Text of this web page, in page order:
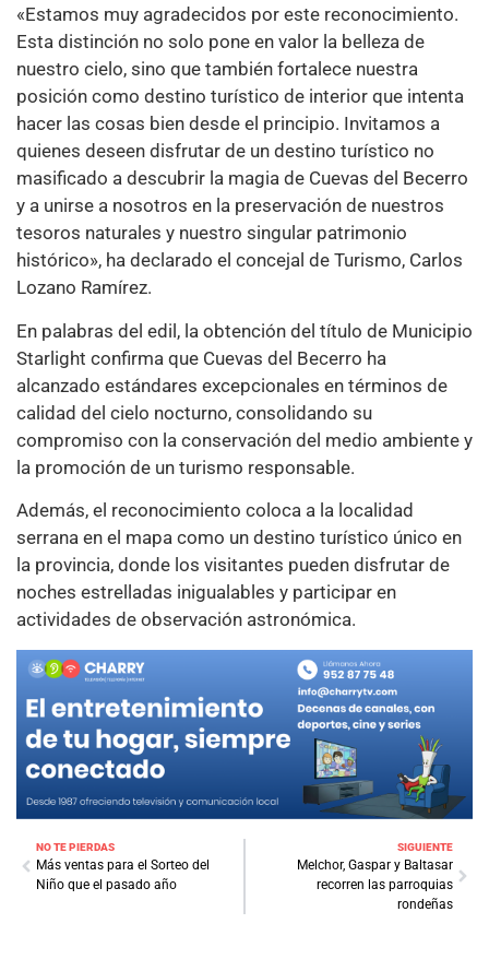
«Estamos muy agradecidos por este reconocimiento.
Esta distinción no solo pone en valor la belleza de
nuestro cielo, sino que también fortalece nuestra
posición como destino turístico de interior que intenta
hacer las cosas bien desde el principio. Invitamos a
quienes deseen disfrutar de un destino turístico no
masificado a descubrir la magia de Cuevas del Becerro
y a unirse a nosotros en la preservación de nuestros
tesoros naturales y nuestro singular patrimonio
histórico», ha declarado el concejal de Turismo, Carlos
Lozano Ramírez.
En palabras del edil, la obtención del título de Municipio
Starlight confirma que Cuevas del Becerro ha
alcanzado estándares excepcionales en términos de
calidad del cielo nocturno, consolidando su
compromiso con la conservación del medio ambiente y
la promoción de un turismo responsable.
Además, el reconocimiento coloca a la localidad
serrana en el mapa como un destino turístico único en
la provincia, donde los visitantes pueden disfrutar de
noches estrelladas inigualables y participar en
actividades de observación astronómica.
NO TE PIERDAS
Más ventas para el Sorteo del
Niño que el pasado año
SIGUIENTE
Melchor, Gaspar y Baltasar
recorren las parroquias
rondeñas